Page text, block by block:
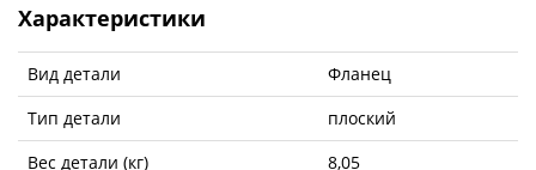
Характеристики
Вид детали
Фланец
Тип детали
плоский
Вес детали (кг)
8,05